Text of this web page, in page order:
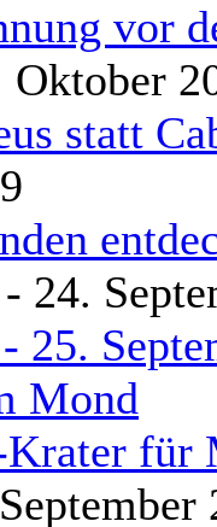
vor
Oktober
statt
- 24.
25.
Mond
für